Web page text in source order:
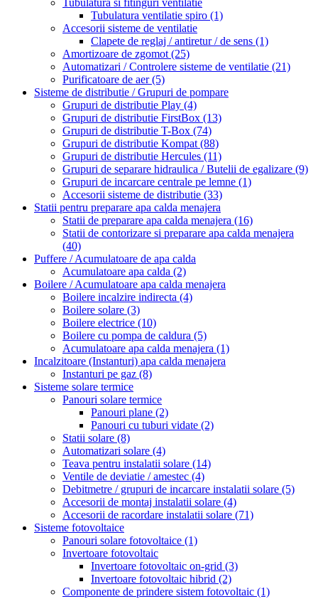
Tubulatura si fitinguri ventilatie
Tubulatura ventilatie spiro (1)
Accesorii sisteme de ventilatie
Clapete de reglaj / antiretur / de sens (1)
Amortizoare de zgomot (25)
Automatizari / Controlere sisteme de ventilatie (21)
Purificatoare de aer(5)
Sisteme de distributie / Grupuri de pompare
Grupuri de distributie Play (4)
Grupuri de distributie FirstBox (13)
Grupuri de distributie T-Box (74)
Grupuri de distributie Kompat (88)
Grupuri de distributie Hercules (11)
Grupuri de separare hidraulica / Butelii de egalizare (9)
Grupuri de incarcare centrale pe lemne (1)
Accesorii sisteme de distributie (33)
Statii pentru preparare apa calda menajera
Statii de preparare apa calda menajera (16)
Statii de contorizare si preparare apa calda menajera
(40)
Puffere / Acumulatoare de apa calda
Acumulatoare apa calda (2)
Boilere / Acumulatoare apa calda menajera
Boilere incalzire indirecta (4)
Boilere solare (3)
Boilere electrice (10)
Boilere cu pompa de caldura (5)
Acumulatoare apa calda menajera (1)
Incalzitoare (Instanturi) apa calda menajera
Instanturi pe gaz (8)
Sisteme solare termice
Panouri solare termice
Panouri plane (2)
Panouri cu tuburi vidate (2)
Statii solare (8)
Automatizari solare (4)
Teava pentru instalatii solare (14)
Ventile de deviatie / amestec (4)
Debitmetre / grupuri de incarcare instalatii solare (5)
Accesorii de montaj instalatii solare (4)
Accesorii de racordare instalatii solare (71)
Sisteme fotovoltaice
Panouri solare fotovoltaice (1)
Invertoare fotovoltaic
Invertoare fotovoltaic on-grid (3)
Invertoare fotovoltaic hibrid (2)
Componente de prindere sistem fotovoltaic (1)